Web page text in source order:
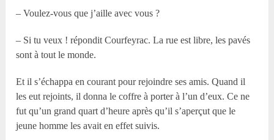
– Voulez-vous que j’aille avec vous ?
– Si tu veux ! répondit Courfeyrac. La rue est libre, les pavés
sont à tout le monde.
Et il s’échappa en courant pour rejoindre ses amis. Quand il
les eut rejoints, il donna le coffre à porter à l’un d’eux. Ce ne
fut qu’un grand quart d’heure après qu’il s’aperçut que le
jeune homme les avait en effet suivis.